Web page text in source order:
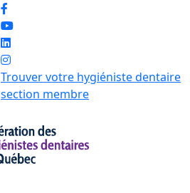
Trouver votre hygiéniste dentaire
section membre